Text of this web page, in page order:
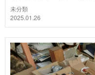
未分類
2025.01.26